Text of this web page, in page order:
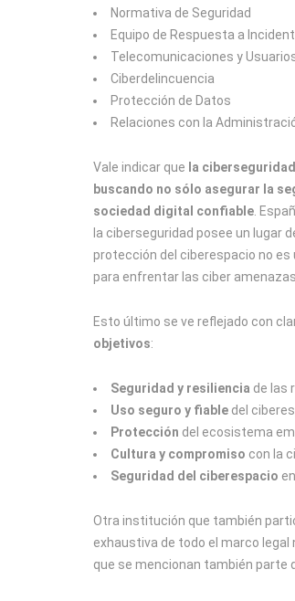
Normativa de Seguridad
Equipo de Respuesta a
Telecomunicaciones y
Ciberdelincuencia
Protección de Datos
Relaciones con la
Vale indicar que la
buscando no sólo asegurar la
sociedad digital confiable .
la ciberseguridad posee un lugar
protección del ciberespacio no es
para enfrentar las ciber
Esto último se ve reflejado con
objetivos:
Seguridad y resiliencia de las
Uso seguro y fiable del
Protección del ecosistema
Cultura y compromiso con la
Seguridad del ciberespacio
Otra institución que también
exhaustiva de todo el marco
que se mencionan también parte